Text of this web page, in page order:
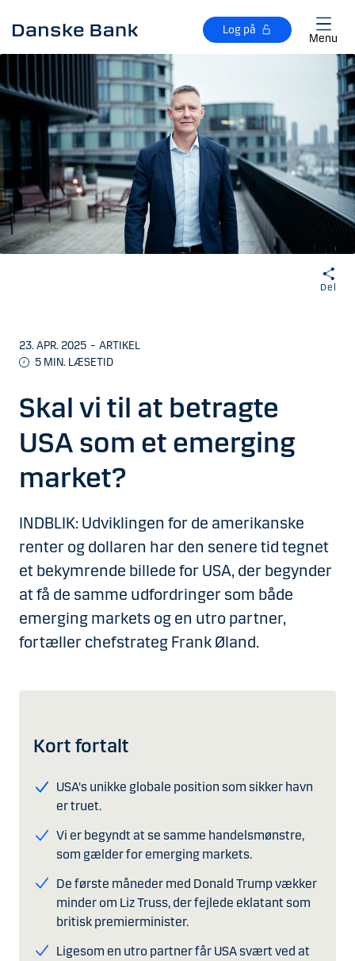
Log på
Menu
Del
23. APR. 2025 – ARTIKEL
5 MIN. LÆSETID
Skal vi til at betragte
USA som et emerging
market?
INDBLIK: Udviklingen for de amerikanske
renter og dollaren har den senere tid tegnet
et bekymrende billede for USA, der begynder
at få de samme udfordringer som både
emerging markets og en utro partner,
fortæller chefstrateg Frank Øland.
Kort fortalt
USA's unikke globale position som sikker havn
er truet.
Vi er begyndt at se samme handelsmønstre,
som gælder for emerging markets.
De første måneder med Donald Trump vækker
minder om Liz Truss, der fejlede eklatant som
britisk premierminister.
Ligesom en utro partner får USA svært ved at